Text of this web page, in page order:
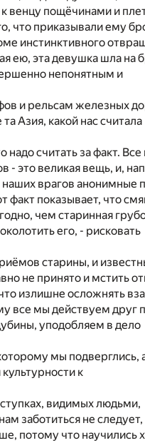
венцу пощёчинами и
что приказывали ему
инстинктивного
ею, эта девушка шла на
непонятным и
и рельсам железных
Азия, какой нас считала
считать за факт.
- это великая вещь, и,
наших врагов анонимные
факт показывает, что
чем старинная
его, - рисковать
старины, и
не принято и мстить
излишне осложнять
все мы действуем друг
уподобляем в дело
мы подверглись,
к
видимых людьми,
заботиться не следует,
потому что научились